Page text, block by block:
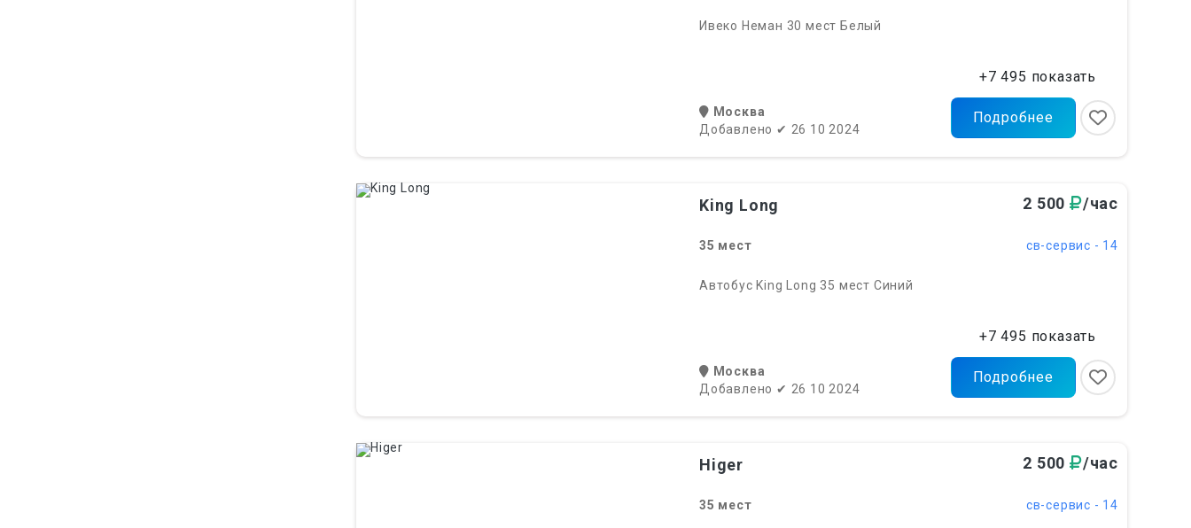
Ивеко Неман 30 мест Белый
Москва
Добавлено ✔ 26 10 2024
+7 495 показать
Подробнее
King Long 2 500 /час
35 мест св-сервис - 14
Автобус King Long 35 мест Синий
Москва
Добавлено ✔ 26 10 2024
+7 495 показать
Подробнее
Higer 2 500 /час
35 мест св-сервис - 14